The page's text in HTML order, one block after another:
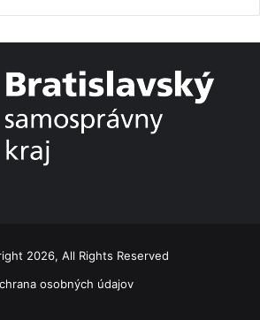
2026, All Rights Reserved
osobných údajov